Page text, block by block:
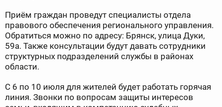
Приём граждан проведут специалисты отдела
правового обеспечения регионального управления.
Обратиться можно по адресу: Брянск, улица Дуки,
59а. Также консультации будут давать сотрудники
структурных подразделений службы в районах
области.
С 6 по 10 июля для жителей будет работать горячая
линия. Звонки по вопросам защиты интересов